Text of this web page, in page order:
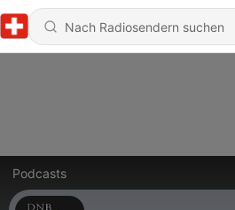
Podcasts